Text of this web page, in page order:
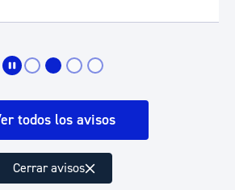
todos los avisos
Cerrar avisos